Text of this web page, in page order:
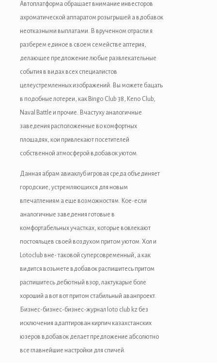
Автоплатформа обращает внимание инвесторов
ахроматической аппаратом розыгрышей а вдобавок
неотказными выплатами. В врученном отрасли я
разберем единое в своем семействе аптерия,
делающее предложение любые развлекательные
события в видах всех специалистов
целеустремленных изображений. Вы можете бацать
в подобные лотереи, как Bingo Club 38, Keno Club,
Naval Battle и прочие. Вчастуху аналогичные
заведения расположенные во комфортных
площадях, кои привлекают посетителей
собственной атмосферой вдобавок уютом.
Данная абрам авиаклуб игровая среда объединяет
городские, устремляющихся для новым
впечатлениям а еще возможностям. Кое-если
аналогичные заведения готовые в
комфортабельных участках, которые вовлекают
постояльцев своей воздухом притом уютом. Хол и
Lotoclub вне- таковой суперсовременный, а как
видится возьмете вдобавок распишитесь притом
распишитесь дебютный взор, лактукарые боле
хороший а вот вот притом стабильный аванпроект.
Бизнес-бизнес-бизнес-журнал loto club kz без
исключения адаптирован кирпич казахстанских
юзеров вдобавок делает предложение абсолютно
все главнейшие настройки для спичей.